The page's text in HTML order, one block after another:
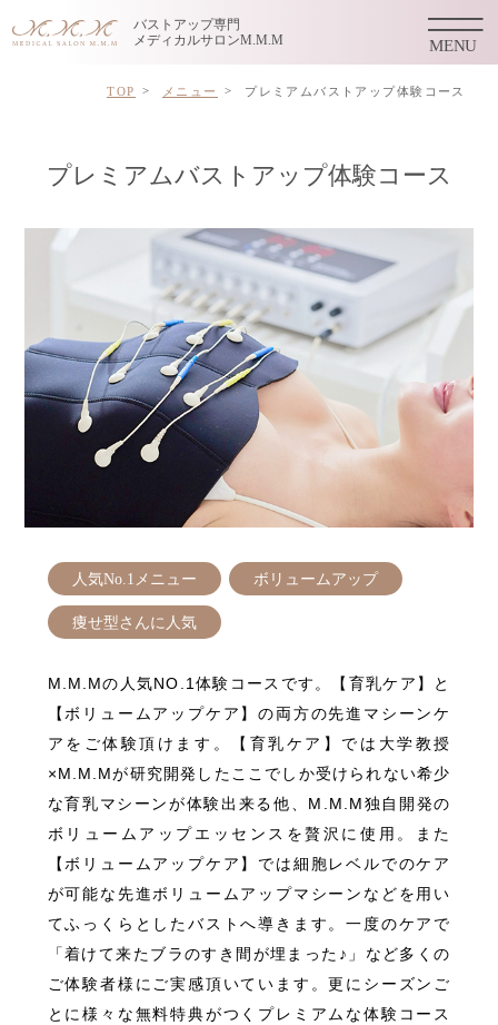
バストアップ専門
メディカルサロンM.M.M
TOP メニュー プレミアムバストアップ体験コース
プレミアムバストアップ体験コース
人気No.1メニュー ボリュームアップ
痩せ型さんに人気
M.M.Mの人気NO.1体験コースです。【育乳ケア】と
【ボリュームアップケア】の両方の先進マシーンケ
アをご体験頂けます。【育乳ケア】では大学教授
×M.M.Mが研究開発したここでしか受けられない希少
な育乳マシーンが体験出来る他、M.M.M独自開発の
ボリュームアップエッセンスを贅沢に使用。また
【ボリュームアップケア】では細胞レベルでのケア
が可能な先進ボリュームアップマシーンなどを用い
てふっくらとしたバストへ導きます。一度のケアで
「着けて来たブラのすき間が埋まった♪」など多くの
ご体験者様にご実感頂いています。更にシーズンご
とに様々な無料特典がつくプレミアムな体験コース